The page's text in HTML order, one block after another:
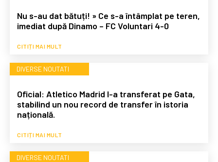
Nu s-au dat bătuți! » Ce s-a întâmplat pe teren,
imediat după Dinamo – FC Voluntari 4-0
CITIȚI MAI MULT
DIVERSE NOUTATI
Oficial: Atletico Madrid l-a transferat pe Gata,
stabilind un nou record de transfer în istoria
națională.
CITIȚI MAI MULT
DIVERSE NOUTATI